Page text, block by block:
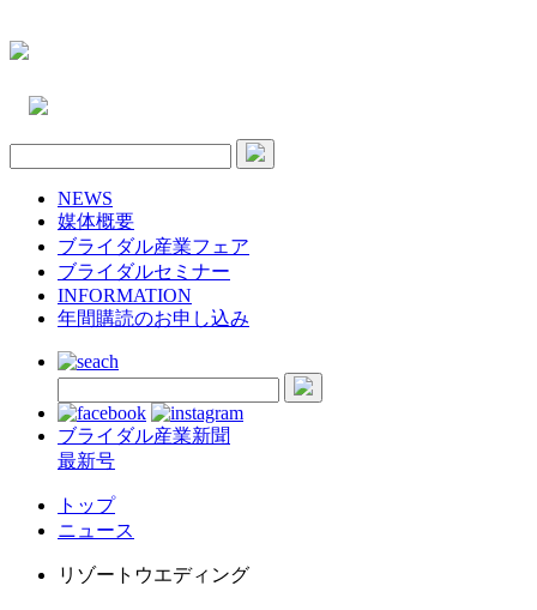
NEWS
媒体概要
ブライダル産業フェア
ブライダルセミナー
INFORMATION
年間購読のお申し込み
ブライダル産業新聞
最新号
トップ
ニュース
リゾートウエディング